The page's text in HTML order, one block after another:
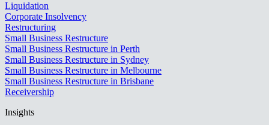
Liquidation
Corporate Insolvency
Restructuring
Small Business Restructure
Small Business Restructure in Perth
Small Business Restructure in Sydney
Small Business Restructure in Melbourne
Small Business Restructure in Brisbane
Receivership
Insights